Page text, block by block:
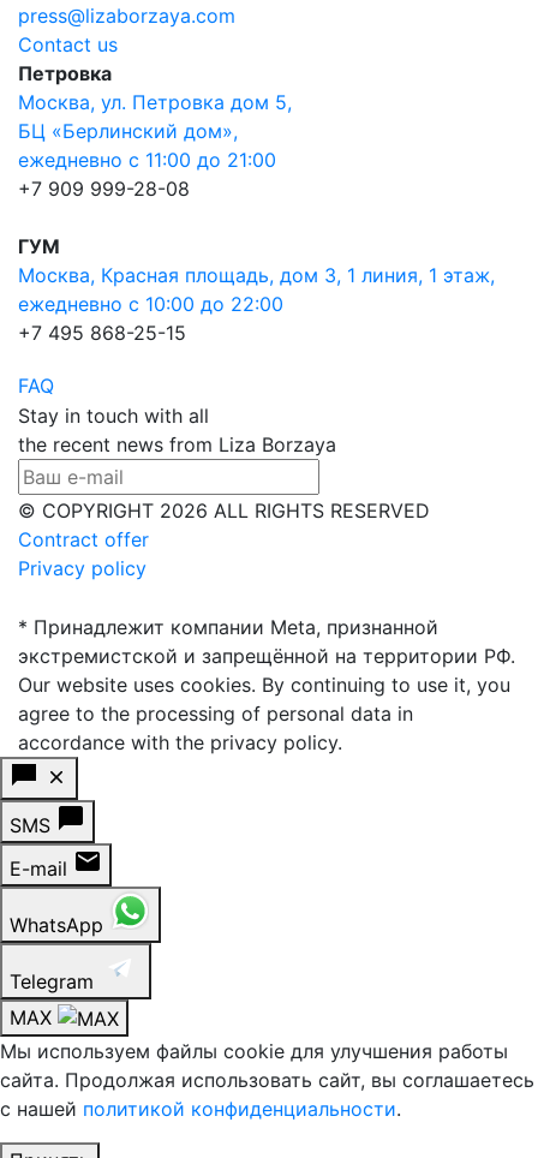
press@lizaborzaya.com
Contact us
Петровка
Москва, ул. Петровка дом 5,
БЦ «Берлинский дом»,
ежедневно с 11:00 до 21:00
+7 909 999-28-08
ГУМ
Москва, Красная площадь, дом 3, 1 линия, 1 этаж,
ежедневно с 10:00 до 22:00
+7 495 868-25-15
FAQ
Stay in touch with all
the recent news from Liza Borzaya
© COPYRIGHT 2026 ALL RIGHTS RESERVED
Contract offer
Privacy policy
* Принадлежит компании Meta, признанной
экстремистской и запрещённой на территории РФ.
Our website uses cookies. By continuing to use it, you
agree to the processing of personal data in
accordance with the privacy policy.
SMS
E-mail
WhatsApp
Telegram
MAX
Мы используем файлы cookie для улучшения работы
сайта. Продолжая использовать сайт, вы соглашаетесь
с нашей политикой конфиденциальности.